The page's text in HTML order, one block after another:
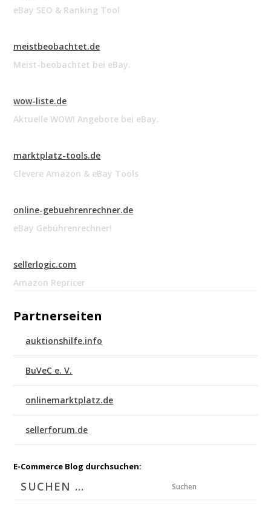
eBay SEO & Ranking Tool
meistbeobachtet.de
Meist-beobachtet bei eBay.
wow-liste.de
Aktuelle WOW! Angebote bei eBay.
marktplatz-tools.de
Clevere Amazon & eBay Tools
online-gebuehrenrechner.de
eBay Gebührenrechner!
sellerlogic.com
Amazon Repricer
Partnerseiten
auktionshilfe.info
BuVeC e. V.
onlinemarktplatz.de
sellerforum.de
E-Commerce Blog durchsuchen:
Suchen